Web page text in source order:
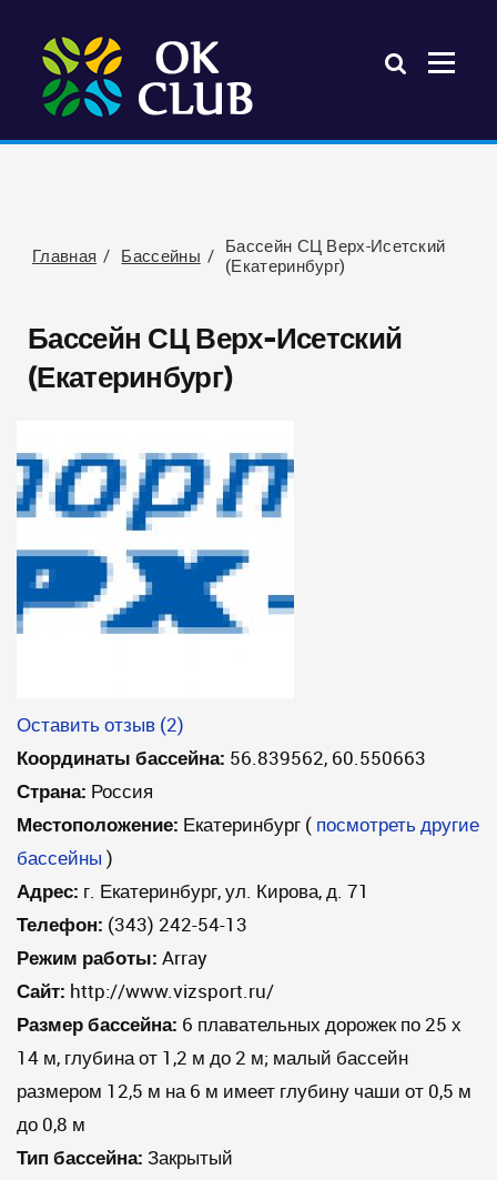
Главная Бассейны
Бассейн СЦ Верх-Исетский
(Екатеринбург)
Бассейн СЦ Верх-Исетский
(Екатеринбург)
Оставить отзыв (2)
Координаты бассейна: 56.839562, 60.550663
Страна: Россия
Местоположение: Екатеринбург ( посмотреть другие
бассейны )
Адрес: г. Екатеринбург, ул. Кирова, д. 71
Телефон: (343) 242-54-13
Режим работы: Array
Сайт: http://www.vizsport.ru/
Размер бассейна: 6 плавательных дорожек по 25 х
14 м, глубина от 1,2 м до 2 м; малый бассейн
размером 12,5 м на 6 м имеет глубину чаши от 0,5 м
до 0,8 м
Тип бассейна: Закрытый